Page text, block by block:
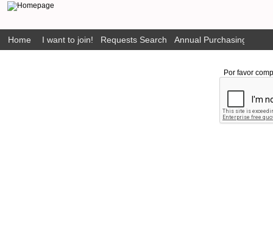
Home I want to join! Requests Search Annual Purchasing Plan
Por favor